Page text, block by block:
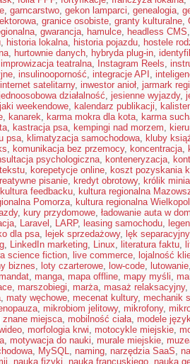
, garncarstwo, gekon lamparci, genealogia,
, granice osobiste, granty kulturalne,
, gwarancja, hamulce, headless CMS
, historia lokalna, historia pojazdu, hostele
, hurtownie danych, hybryda plug-in,
improwizacja teatralna, Instagram Reels,
, insulinooporność, integracje API ,
internet satelitarny, inwestor anioł, jarmark
działalność, jesienne wyjazdy,
weekendowe, kalendarz publikacji,
, kanarek, karma mokra dla kota, karma
, kastracja psa, kempingi nad morzem,
psa, klimatyzacja samochodowa, kluby
, komunikacja bez przemocy, koncentracja,
psychologiczna, konteneryzacja,
, korepetycje online, koszt pozyskania
pisanie, kredyt obrotowy, królik
kultura feedbacku, kultura regionalna
Pomorza, kultura regionalna
, kury przydomowe, ładowanie auta w
, Laravel , LARP, leasing samochodu,
dla psa, lejek sprzedażowy, lęk
, LinkedIn marketing, Linux, literatura faktu,
science fiction, live commerce, lojalność
biznes, loty czarterowe, low-code, lutowanie
, manga, mapa offline, mapy myśli,
, marszobiegi, marża, masaż relaksacyjny,
, maty węchowe, mecenat kultury, mechanik
, mikrobiom jelitowy, mikrofony,
znane miejsca, mobilność ciała, modele
, morfologia krwi, motocykle miejskie,
, motywacja do nauki, murale miejskie,
, MySQL, naming, narzędzia SaaS,
, nauka fizyki, nauka francuskiego, nauka